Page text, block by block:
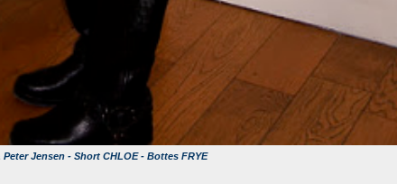
Peter Jensen - Short CHLOE - Bottes FRYE